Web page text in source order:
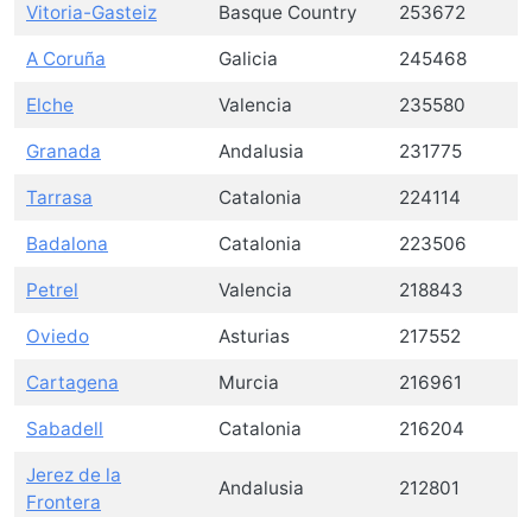
Vitoria-Gasteiz Basque Country 253672
A Coruña Galicia 245468
Elche Valencia 235580
Granada Andalusia 231775
Tarrasa Catalonia 224114
Badalona Catalonia 223506
Petrel Valencia 218843
Oviedo Asturias 217552
Cartagena Murcia 216961
Sabadell Catalonia 216204
Jerez de la
Frontera
Andalusia 212801